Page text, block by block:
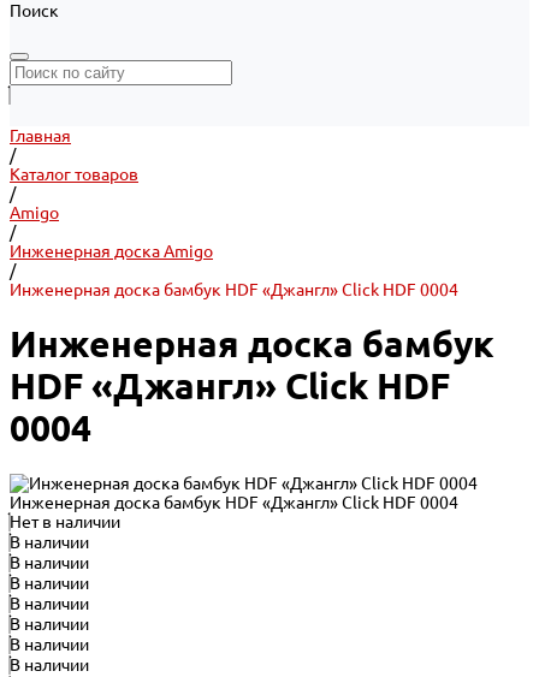
Поиск
Главная
/
Каталог товаров
/
Amigo
/
Инженерная доска Amigo
/
Инженерная доска бамбук HDF «Джангл» Click HDF 0004
Инженерная доска бамбук
HDF «Джангл» Click HDF
0004
Инженерная доска бамбук HDF «Джангл» Click HDF 0004
Нет в наличии
В наличии
В наличии
В наличии
В наличии
В наличии
В наличии
В наличии